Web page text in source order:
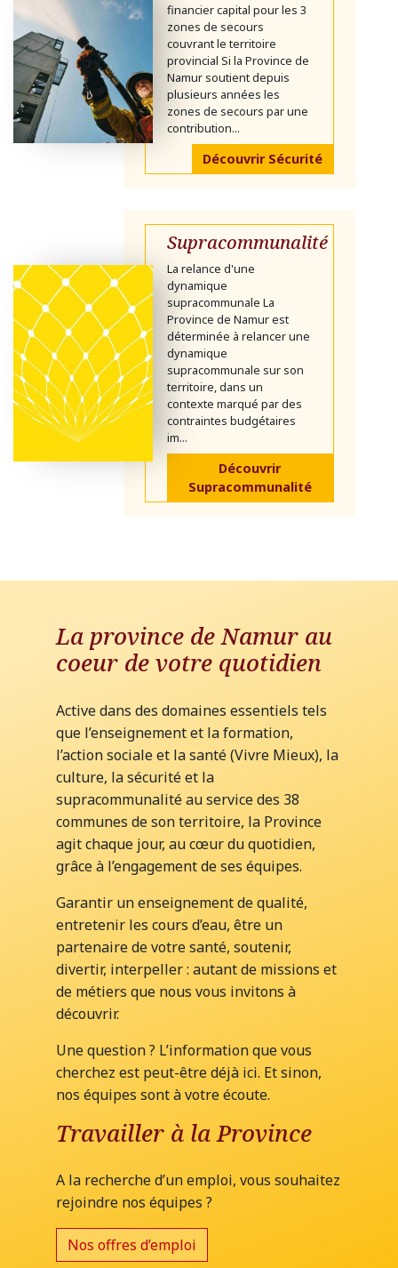
financier capital pour les 3
zones de secours
couvrant le territoire
provincial Si la Province de
Namur soutient depuis
plusieurs années les
zones de secours par une
contribution...
Découvrir Sécurité
Supracommunalité
La relance d'une
dynamique
supracommunale La
Province de Namur est
déterminée à relancer une
dynamique
supracommunale sur son
territoire, dans un
contexte marqué par des
contraintes budgétaires
im...
Découvrir
Supracommunalité
La province de Namur au
coeur de votre quotidien
Active dans des domaines essentiels tels
que l’enseignement et la formation,
l’action sociale et la santé (Vivre Mieux), la
culture, la sécurité et la
supracommunalité au service des 38
communes de son territoire, la Province
agit chaque jour, au cœur du quotidien,
grâce à l’engagement de ses équipes.
Garantir un enseignement de qualité,
entretenir les cours d’eau, être un
partenaire de votre santé, soutenir,
divertir, interpeller : autant de missions et
de métiers que nous vous invitons à
découvrir.
Une question ? L’information que vous
cherchez est peut-être déjà ici. Et sinon,
nos équipes sont à votre écoute.
Travailler à la Province
A la recherche d’un emploi, vous souhaitez
rejoindre nos équipes ?
Nos offres d’emploi